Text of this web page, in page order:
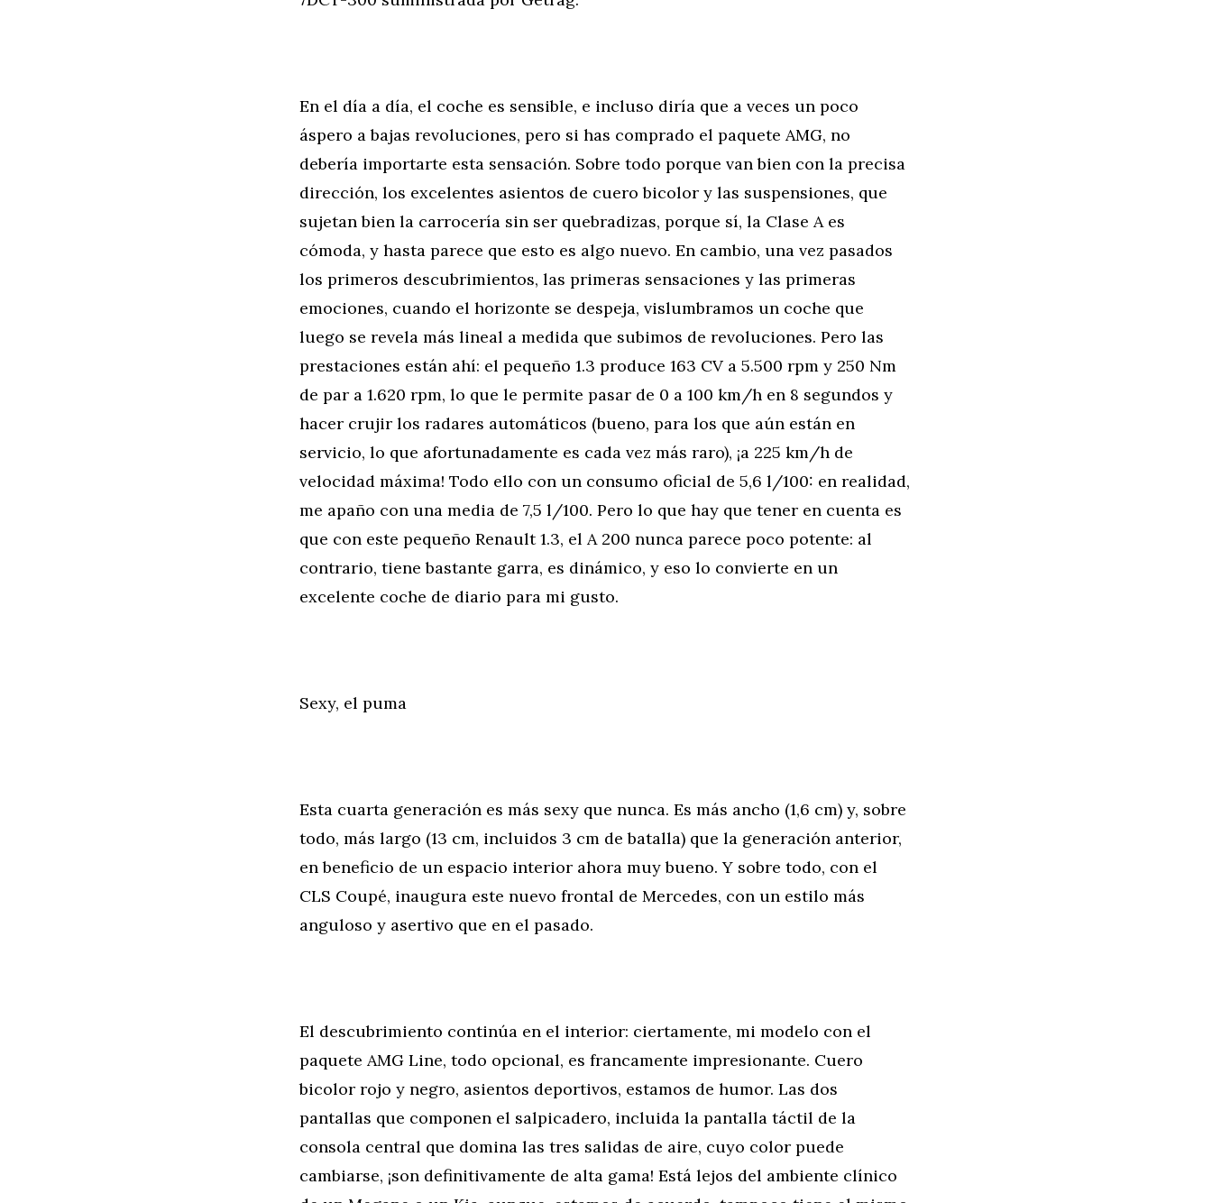
En el día a día, el coche es sensible, e incluso diría que a veces un poco
áspero a bajas revoluciones, pero si has comprado el paquete AMG, no
debería importarte esta sensación. Sobre todo porque van bien con la precisa
dirección, los excelentes asientos de cuero bicolor y las suspensiones, que
sujetan bien la carrocería sin ser quebradizas, porque sí, la Clase A es
cómoda, y hasta parece que esto es algo nuevo. En cambio, una vez pasados
los primeros descubrimientos, las primeras sensaciones y las primeras
emociones, cuando el horizonte se despeja, vislumbramos un coche que
luego se revela más lineal a medida que subimos de revoluciones. Pero las
prestaciones están ahí: el pequeño 1.3 produce 163 CV a 5.500 rpm y 250 Nm
de par a 1.620 rpm, lo que le permite pasar de 0 a 100 km/h en 8 segundos y
hacer crujir los radares automáticos (bueno, para los que aún están en
servicio, lo que afortunadamente es cada vez más raro), ¡a 225 km/h de
velocidad máxima! Todo ello con un consumo oficial de 5,6 l/100: en realidad,
me apaño con una media de 7,5 l/100. Pero lo que hay que tener en cuenta es
que con este pequeño Renault 1.3, el A 200 nunca parece poco potente: al
contrario, tiene bastante garra, es dinámico, y eso lo convierte en un
excelente coche de diario para mi gusto.
Sexy, el puma
Esta cuarta generación es más sexy que nunca. Es más ancho (1,6 cm) y, sobre
todo, más largo (13 cm, incluidos 3 cm de batalla) que la generación anterior,
en beneficio de un espacio interior ahora muy bueno. Y sobre todo, con el
CLS Coupé, inaugura este nuevo frontal de Mercedes, con un estilo más
anguloso y asertivo que en el pasado.
El descubrimiento continúa en el interior: ciertamente, mi modelo con el
paquete AMG Line, todo opcional, es francamente impresionante. Cuero
bicolor rojo y negro, asientos deportivos, estamos de humor. Las dos
pantallas que componen el salpicadero, incluida la pantalla táctil de la
consola central que domina las tres salidas de aire, cuyo color puede
cambiarse, ¡son definitivamente de alta gama! Está lejos del ambiente clínico